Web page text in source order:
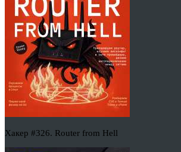
Хакер #326. Router from Hell